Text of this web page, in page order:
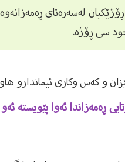
لەسەرەتای
سی ڕۆژە.
و كەس وكارى ئیماندارو
ئەوا پێویستە